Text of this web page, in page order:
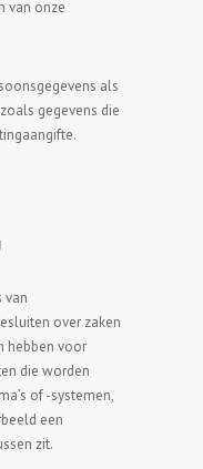
van onze
als
gegevens die
van
over zaken
hebben voor
die worden
of -systemen,
een
zit.